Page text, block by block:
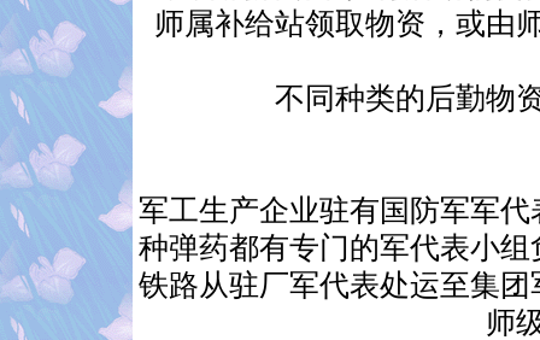
师属补给站领取物资，或由
不同种类的后勤物
军工生产企业驻有国防军军
种弹药都有专门的军代表小
铁路从驻厂军代表处运至集
师